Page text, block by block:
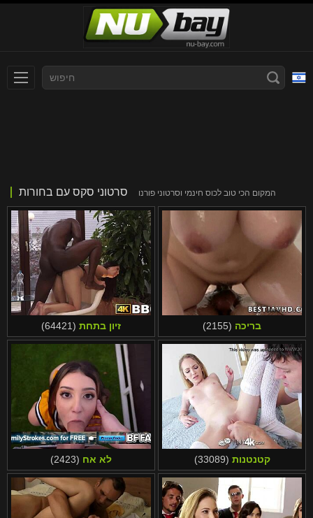
Deutsch
Српски
Norsk
ภาษาไทย
한국어
汉语
Suomi
Bahasa Melayu
Ελληνικά
Čeština
Magyar
الع َر َب ِية.
Português
Italiano
Русский
Español
Română
Svenska
Français
English
日本語
ह िन ्द ी
Türkçe
Български
Dansk
סרטוני סקס עם בחורות המקום הכי טוב לכוס חינמי וסרטוני פורנו
זיון בתחת (64421) בריכה (2155)
לא אח (2423) קטנטנות (33089)